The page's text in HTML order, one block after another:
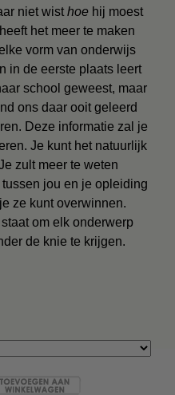
niet wist hoe hij moest
het meer te maken
vorm van onderwijs
in de eerste plaats leert
school geweest, maar
ons daar ooit geleerd
Deze informatie zal je
Je kunt het natuurlijk
zult meer te weten
jou en je opleiding
ze kunt overwinnen.
om elk onderwerp
de knie te krijgen.